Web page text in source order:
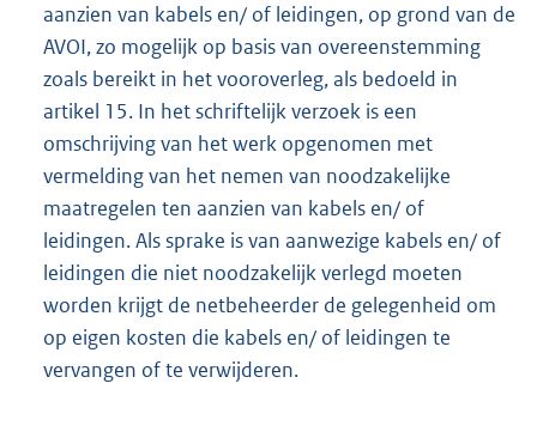
aanzien van kabels en/ of leidingen, op grond van de
AVOI, zo mogelijk op basis van overeenstemming
zoals bereikt in het vooroverleg, als bedoeld in
artikel 15. In het schriftelijk verzoek is een
omschrijving van het werk opgenomen met
vermelding van het nemen van noodzakelijke
maatregelen ten aanzien van kabels en/ of
leidingen. Als sprake is van aanwezige kabels en/ of
leidingen die niet noodzakelijk verlegd moeten
worden krijgt de netbeheerder de gelegenheid om
op eigen kosten die kabels en/ of leidingen te
vervangen of te verwijderen.